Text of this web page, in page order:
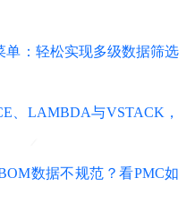
单：轻松实现多级数据筛选
、LAMBDA与VSTACK，
数据不规范？看PMC如